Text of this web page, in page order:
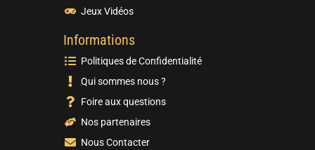
Jeux Vidéos
Informations
Politiques de Confidentialité
Qui sommes nous ?
Foire aux questions
Nos partenaires
Nous Contacter